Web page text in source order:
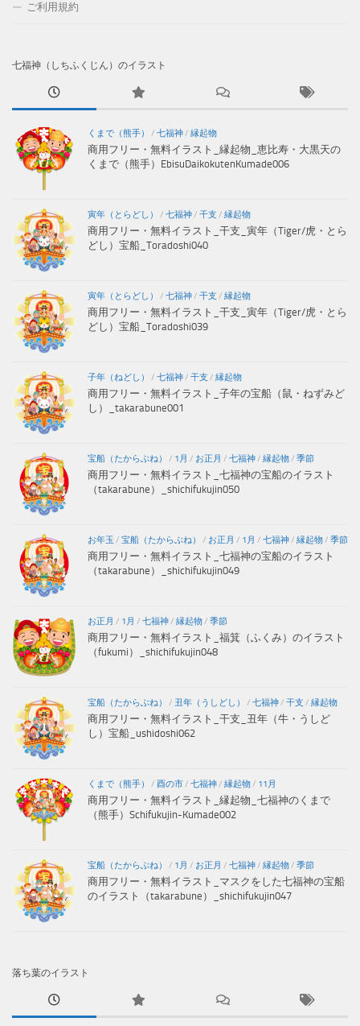
ご利用規約
七福神（しちふくじん）のイラスト
くまで（熊手） / 七福神/ 縁起物
商用フリー・無料イラスト_縁起物_恵比寿・大黒天の
くまで（熊手）EbisuDaikokutenKumade006
寅年（とらどし） / 七福神/ 干支 / 縁起物
商用フリー・無料イラスト_干支_寅年（Tiger/虎・とら
どし）宝船_Toradoshi040
寅年（とらどし） / 七福神/ 干支 / 縁起物
商用フリー・無料イラスト_干支_寅年（Tiger/虎・とら
どし）宝船_Toradoshi039
子年（ねどし） / 七福神/ 干支 / 縁起物
商用フリー・無料イラスト_子年の宝船（鼠・ねずみど
し）_takarabune001
宝船（たからぶね） / 1月 / お正月 / 七福神/ 縁起物/ 季節
商用フリー・無料イラスト_七福神の宝船のイラスト
（takarabune）_shichifukujin050
お年玉 / 宝船（たからぶね） / お正月 / 1月 / 七福神/ 縁起物/ 季節
商用フリー・無料イラスト_七福神の宝船のイラスト
（takarabune）_shichifukujin049
お正月 / 1月 / 七福神/ 縁起物/ 季節
商用フリー・無料イラスト_福箕（ふくみ）のイラスト
（fukumi）_shichifukujin048
宝船（たからぶね） / 丑年（うしどし） / 七福神/ 干支 / 縁起物
商用フリー・無料イラスト_干支_丑年（牛・うしど
し）宝船_ushidoshi062
くまで（熊手） / 酉の市/ 七福神/ 縁起物/ 11月
商用フリー・無料イラスト_縁起物_七福神のくまで
（熊手）Schifukujin-Kumade002
宝船（たからぶね） / 1月 / お正月 / 七福神/ 縁起物/ 季節
商用フリー・無料イラスト_マスクをした七福神の宝船
のイラスト（takarabune）_shichifukujin047
落ち葉のイラスト